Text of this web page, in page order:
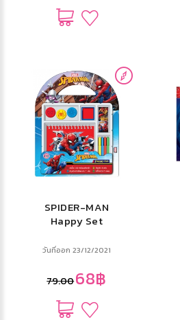
SPIDER-MAN
Happy Set
วันที่ออก 23/12/2021
79.0068฿